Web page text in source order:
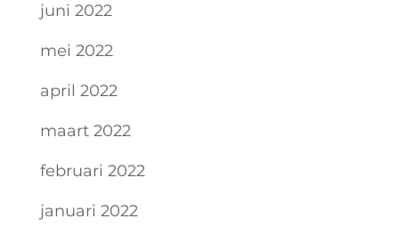
juni 2022
mei 2022
april 2022
maart 2022
februari 2022
januari 2022